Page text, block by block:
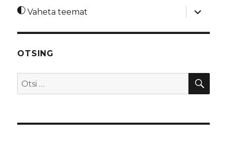
Vaheta teemat
laienda
OTSING
Otsi: